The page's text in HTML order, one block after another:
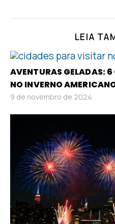
LEIA
AVENTURAS GELADAS:
NO INVERNO
9 de novembro de 2024